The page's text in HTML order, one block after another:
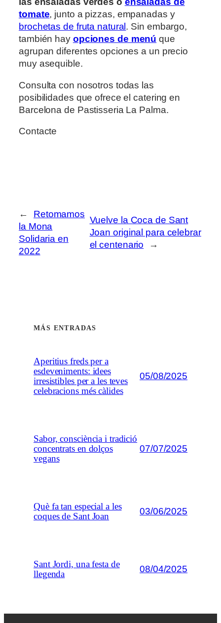
tomate, junto a pizzas, empanadas y
brochetas de fruta natural. Sin embargo,
también hay opciones de menú que
agrupan diferentes opciones a un precio
muy asequible.
Consulta con nosotros todas las
posibilidades que ofrece el catering en
Barcelona de Pastisseria La Palma.
Contacte
←
Retomamos
la Mona
Solidaria en
2022
Vuelve la Coca de Sant
Joan original para celebrar
el centenario
→
MÁS ENTRADAS
Aperitius freds per a
esdeveniments: idees
irresistibles per a les teves
celebracions més càlides
05/08/2025
Sabor, consciència i tradició
concentrats en dolços
vegans
07/07/2025
Què fa tan especial a les
coques de Sant Joan
03/06/2025
Sant Jordi, una festa de
llegenda
08/04/2025